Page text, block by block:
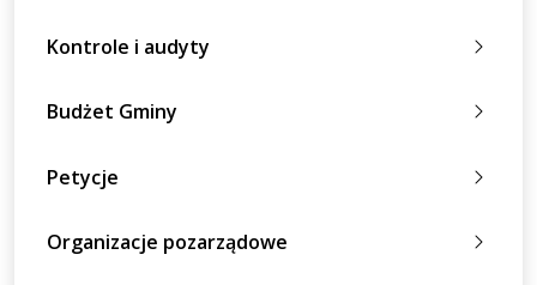
Kontrole i audyty
Budżet Gminy
Petycje
Organizacje pozarządowe